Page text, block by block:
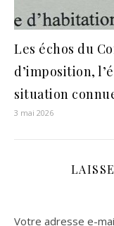
Les échos du
d’imposition,
situation
3 mai 2026
Votre adresse e-